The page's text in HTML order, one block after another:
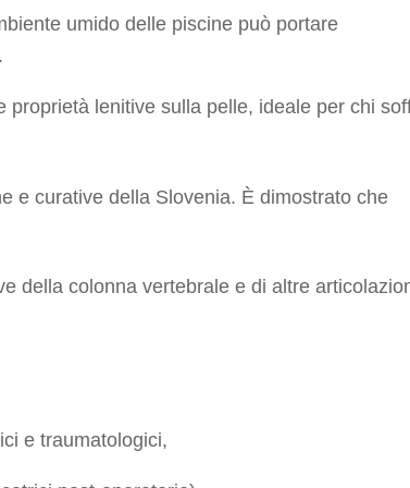
umido delle piscine può portare
proprietà lenitive sulla pelle, ideale per chi
e curative della Slovenia. È dimostrato che
della colonna vertebrale e di altre
e traumatologici,